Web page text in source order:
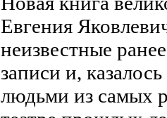
Евгения
неизвестные
записи и,
людьми из самых